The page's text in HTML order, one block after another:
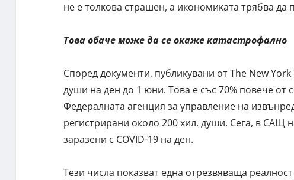
не е толкова страшен, а икономиката трябва да
Това обаче може да се окаже катастрофално
Според документи, публикувани от The New
души на ден до 1 юни. Това е със 70% повече от
Федералната агенция за управление на
регистрирани около 200 хил. души. Сега, в САЩ
заразени с COVID-19 на ден.
Тези числа показват една отрезвяваща